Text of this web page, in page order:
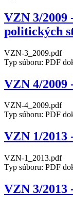
VZN 3/2009
politických
VZN-3_2009.pdf
Typ súboru: PDF
VZN 4/2009
VZN-4_2009.pdf
Typ súboru: PDF
VZN 1/2013
VZN-1_2013.pdf
Typ súboru: PDF
VZN 3/2013